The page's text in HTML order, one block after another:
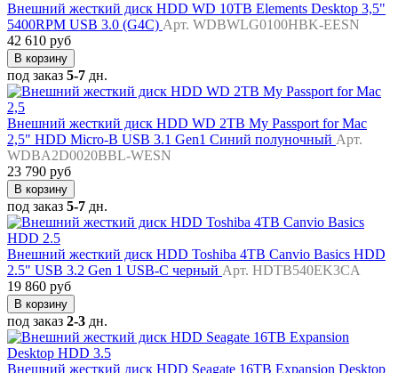
Внешний жесткий диск HDD WD 10TB Elements Desktop 3,5"
5400RPM USB 3.0 (G4C) Арт. WDBWLG0100HBK-EESN
42 610 руб
В корзину
под заказ 5-7 дн.
Внешний жесткий диск HDD WD 2TB My Passport for Mac
2,5" HDD Micro-B USB 3.1 Gen1 Синий полуночный Арт.
WDBA2D0020BBL-WESN
23 790 руб
В корзину
под заказ 5-7 дн.
Внешний жесткий диск HDD Toshiba 4TB Canvio Basics HDD
2.5" USB 3.2 Gen 1 USB-C черный Арт. HDTB540EK3CA
19 860 руб
В корзину
под заказ 2-3 дн.
Внешний жесткий диск HDD Seagate 16TB Expansion Desktop